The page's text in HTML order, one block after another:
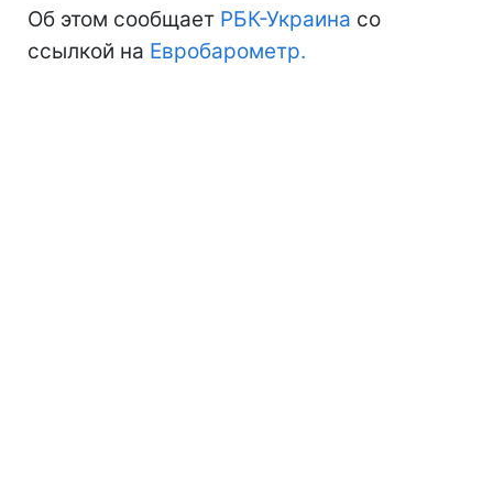
Об этом сообщает РБК-Украина со
ссылкой на Евробарометр.